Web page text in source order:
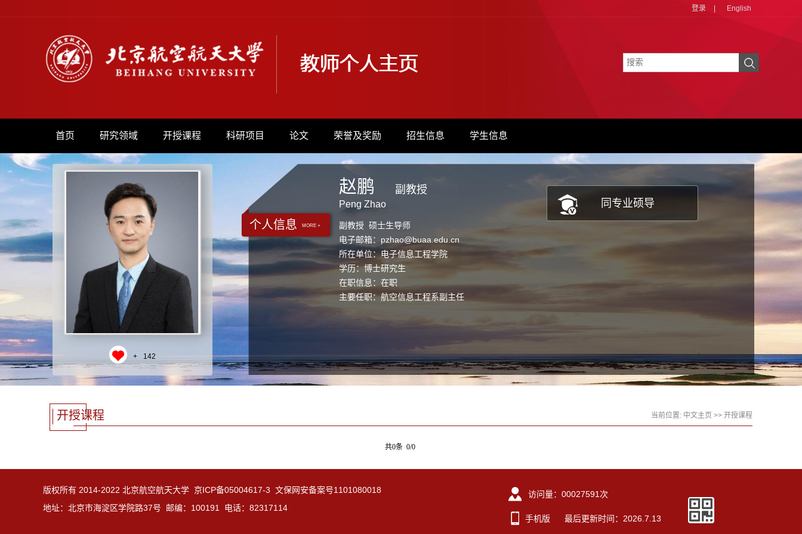
登录 English
首页 研究领域 开授课程 科研项目 论文 荣誉及奖励 招生信息 学生信息
+ 142
个人信息 MORE +
赵鹏
Peng Zhao
副教授
副教授 硕士生导师
电子邮箱： pzhao@buaa.edu.cn
所在单位：电子信息工程学院
学历：博士研究生
在职信息：在职
主要任职：航空信息工程系副主任
同专业硕导
开授课程 当前位置: 中文主页 >> 开授课程
共0条 0/0
版权所有 2014-2022 北京航空航天大学 京ICP备05004617-3 文保网安备案号1101080018
地址：北京市海淀区学院路37号 邮编：100191 电话：82317114
访问量： 00027591 次
手机版 最后更新时间： 2026 7 13